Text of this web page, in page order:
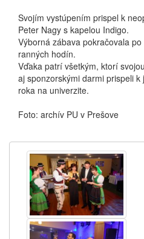
Svojím vystúpením prispel k
Peter Nagy s kapelou Indigo.
Výborná zábava pokračovala
ranných hodín.
Vďaka patrí všetkým, ktorí
aj sponzorskými darmi prispeli
roka na univerzite.
Foto: archív PU v Prešove